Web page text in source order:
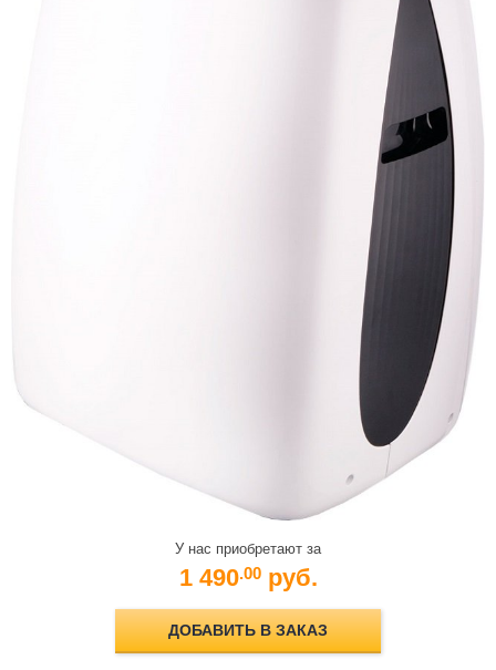
У нас приобретают за
1 490.00 руб.
ДОБАВИТЬ В ЗАКАЗ